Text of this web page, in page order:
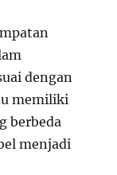
dengan
memiliki
berbeda
menjadi